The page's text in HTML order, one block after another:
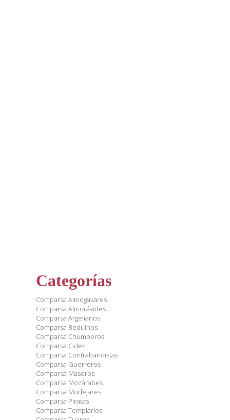
Categorías
Comparsa Almogavares
Comparsa Almorávides
Comparsa Argelianos
Comparsa Beduinos
Comparsa Chumberos
Comparsa Cides
Comparsa Contrabandistas
Comparsa Guerreros
Comparsa Maseros
Comparsa Mozárabes
Comparsa Mudéjares
Comparsa Piratas
Comparsa Templarios